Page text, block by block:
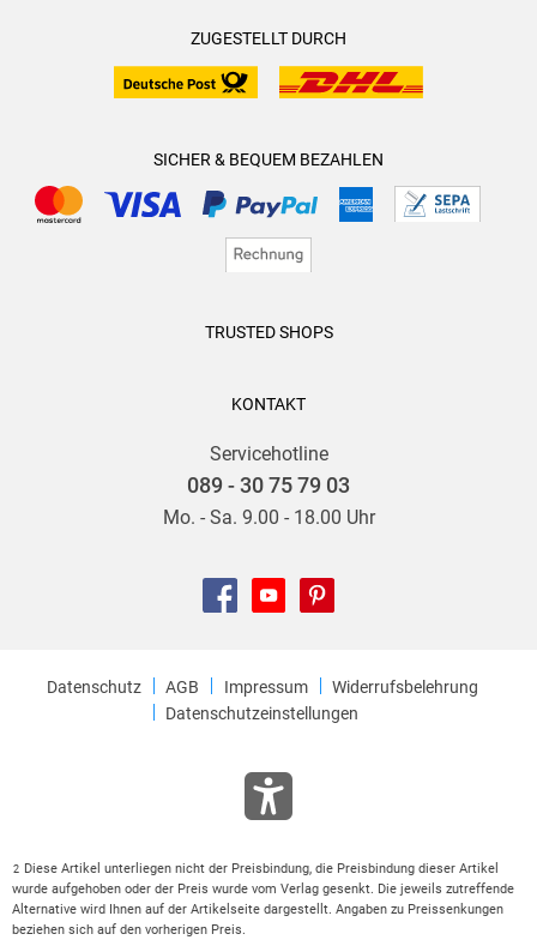
ZUGESTELLT DURCH
SICHER & BEQUEM BEZAHLEN
TRUSTED SHOPS
KONTAKT
Servicehotline
089 - 30 75 79 03
Mo. - Sa. 9.00 - 18.00 Uhr
Datenschutz AGB Impressum
Widerrufsbelehrung
Datenschutzeinstellungen
2
Diese Artikel unterliegen nicht der Preisbindung, die Preisbindung dieser Artikel
wurde aufgehoben oder der Preis wurde vom Verlag gesenkt. Die jeweils zutreffende
Alternative wird Ihnen auf der Artikelseite dargestellt. Angaben zu Preissenkungen
beziehen sich auf den vorherigen Preis.